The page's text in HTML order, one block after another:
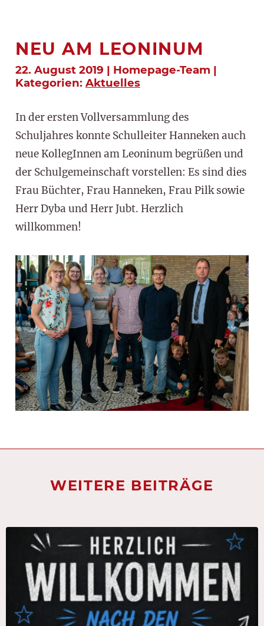
NEU AM LEONINUM
22. August 2019 | Homepage-Team |
Kategorien: Aktuelles
In der ersten Vollversammlung des
Schuljahres konnte Schulleiter Hanneken auch
neue KollegInnen am Leoninum begrüßen und
der Schulgemeinschaft vorstellen: Es sind dies
Frau Büchter, Frau Hanneken, Frau Pilk sowie
Herr Dyba und Herr Jubt. Herzlich
willkommen!
WEITERE BEITRÄGE